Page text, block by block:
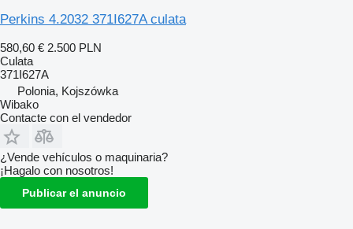
Perkins 4.2032 371I627A culata
580,60 € 2.500 PLN
Culata
371I627A
Polonia, Kojszówka
Wibako
Contacte con el vendedor
¿Vende vehículos o maquinaria?
¡Hagalo con nosotros!
Publicar el anuncio